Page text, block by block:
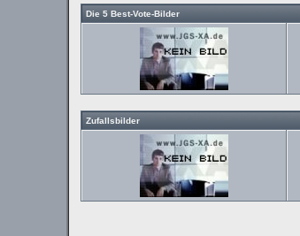
Die 5 Best-Vote-Bilder
Zufallsbilder